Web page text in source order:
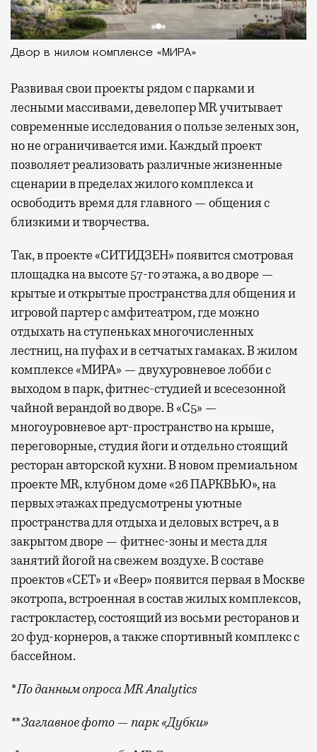
Двор в жилом комплексе «МИРА»
Развиваясвои проекты рядом с парками и
лесными массивами, девелопер MR учитывает
современные исследования о пользе зеленых зон,
но не ограничивается ими. Каждый проект
позволяет реализовать различные жизненные
сценарии в пределах жилого комплекса и
освободить время для главного — общения с
близкими и творчества.
Так, в проекте «СИТИДЗЕН» появится смотровая
площадка на высоте 57-го этажа, а во дворе —
крытые и открытые пространства для общения и
игровой партер с амфитеатром, где можно
отдыхать на ступеньках многочисленных
лестниц, на пуфах и в сетчатых гамаках. В жилом
комплексе «МИРА» — двухуровневое лобби с
выходом в парк, фитнес-студией и всесезонной
чайной верандой во дворе. В «С5» —
многоуровневое арт-пространство на крыше,
переговорные, студия йоги и отдельно стоящий
ресторан авторской кухни. В новом премиальном
проекте MR, клубном доме «26 ПАРКВЬЮ», на
первых этажах предусмотрены уютные
пространства для отдыха и деловых встреч, а в
закрытом дворе — фитнес-зоны и места для
занятий йогой на свежем воздухе. В составе
проектов «СЕТ» и «Веер»появитсяпервая в Москве
экотропа, встроенная в состав жилых комплексов,
гастрокластер, состоящий из восьми ресторанов и
20 фуд-корнеров, а также спортивный комплекс с
бассейном.
* По данным опроса MR Analytics
** Заглавное фото — парк «Дубки»